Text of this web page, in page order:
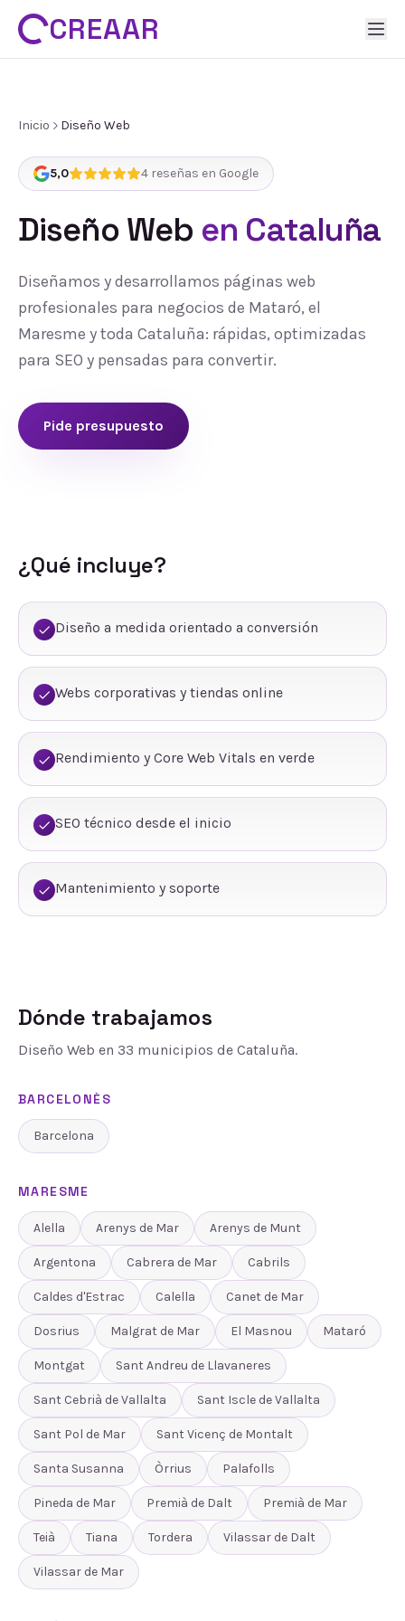
CREAAR
Inicio Diseño Web
5,0 4 reseñas en Google
Diseño Web en Cataluña
Diseñamos y desarrollamos páginas web
profesionales para negocios de Mataró, el
Maresme y toda Cataluña: rápidas, optimizadas
para SEO y pensadas para convertir.
Pide presupuesto
¿Qué incluye?
Diseño a medida orientado a conversión
Webs corporativas y tiendas online
Rendimiento y Core Web Vitals en verde
SEO técnico desde el inicio
Mantenimiento y soporte
Dónde trabajamos
Diseño Web en 33 municipios de Cataluña.
BARCELONÈS
Barcelona
MARESME
Alella Arenys de Mar Arenys de Munt
Argentona Cabrera de Mar Cabrils
Caldes d'Estrac Calella Canet de Mar
Dosrius Malgrat de Mar El Masnou Mataró
Montgat Sant Andreu de Llavaneres
Sant Cebrià de Vallalta Sant Iscle de Vallalta
Sant Pol de Mar Sant Vicenç de Montalt
Santa Susanna Òrrius Palafolls
Pineda de Mar Premià de Dalt Premià de Mar
Teià Tiana Tordera Vilassar de Dalt
Vilassar de Mar